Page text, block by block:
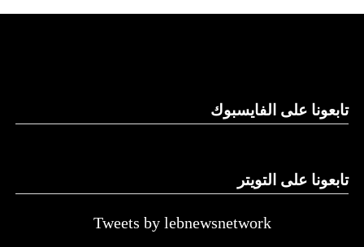
تابعونا على الفايسبوك
تابعونا على التويتر
Tweets by lebnewsnetwork